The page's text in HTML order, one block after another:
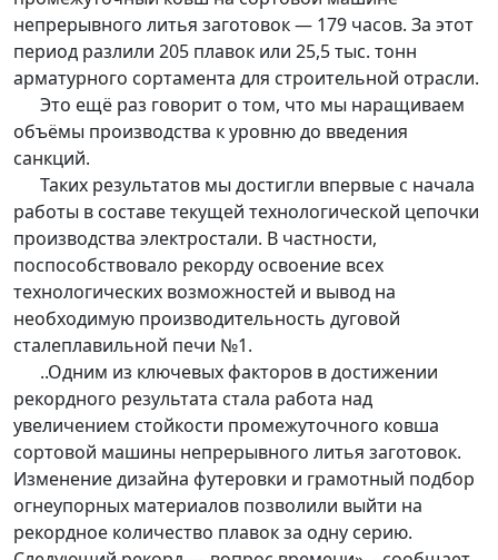
непрерывного литья заготовок — 179 часов. За этот
период разлили 205 плавок или 25,5 тыс. тонн
арматурного сортамента для строительной отрасли.
Это ещё раз говорит о том, что мы наращиваем
объёмы производства к уровню до введения
санкций.
Таких результатов мы достигли впервые с начала
работы в составе текущей технологической цепочки
производства электростали. В частности,
поспособствовало рекорду освоение всех
технологических возможностей и вывод на
необходимую производительность дуговой
сталеплавильной печи №1.
..Одним из ключевых факторов в достижении
рекордного результата стала работа над
увеличением стойкости промежуточного ковша
сортовой машины непрерывного литья заготовок.
Изменение дизайна футеровки и грамотный подбор
огнеупорных материалов позволили выйти на
рекордное количество плавок за одну серию.